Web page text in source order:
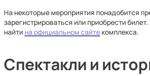
На некоторые мероприятия понадобится
зарегистрироваться или приобрести
найти на официальном сайте комплекса.
Спектакли и